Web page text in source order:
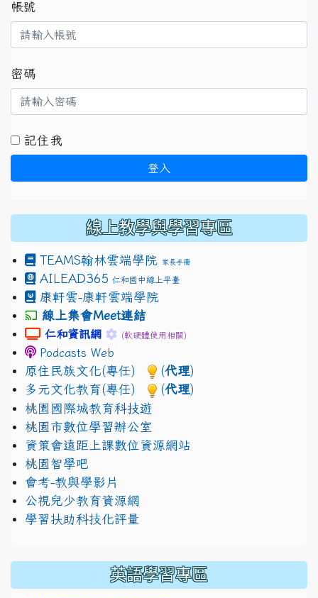
帳號
密碼
記住我
登入
線上教學與學習專區
TEAMS翰林雲端學院 家長手冊
AILEAD365 仁和國中線上平臺
康軒雲-康軒雲端學院
線上集會Meet連結
link to https://sites.google.com/
仁和資訊網 link to https://sites.google.com/
(軟硬體使用相關)
Podcasts Web
原住民族文化(專任) (代理)
多元文化教育(專任)
(代理)
桃園國際城教育科技遊
桃園市數位學習辦公室
資策會遠距上課數位資源網站
桃園智學吧
會考-教與學影片
公視兒少教育資源網
學習扶助科技化評量
英語學習專區